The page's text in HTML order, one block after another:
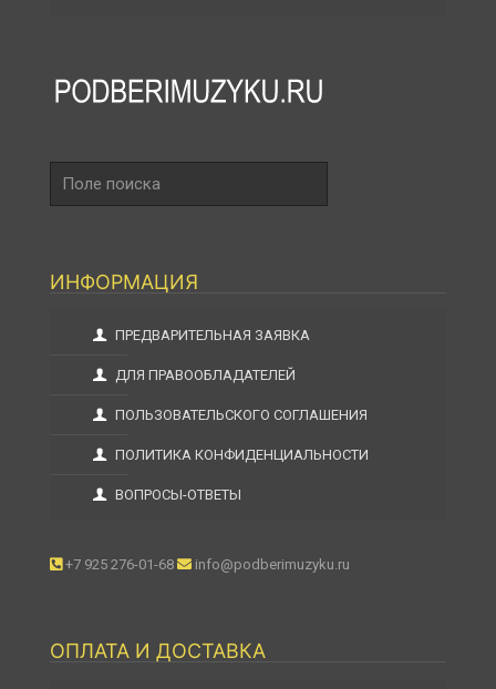
поиска
ИНФОРМАЦИЯ
ПРЕДВАРИТЕЛЬНАЯ ЗАЯВКА
ДЛЯ ПРАВООБЛАДАТЕЛЕЙ
ПОЛЬЗОВАТЕЛЬСКОГО СОГЛАШЕНИЯ
ПОЛИТИКА КОНФИДЕНЦИАЛЬНОСТИ
ВОПРОСЫ-ОТВЕТЫ
+7 925 276-01-68 info@podberimuzyku.ru
ОПЛАТА И ДОСТАВКА